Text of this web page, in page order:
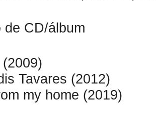
de CD/álbum
Tavares (2012)
my home (2019)